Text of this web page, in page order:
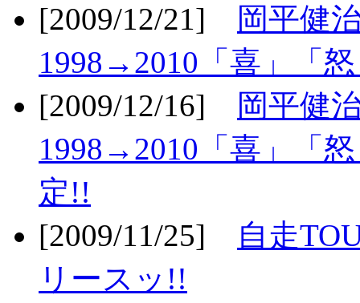
[2009/12/21]
岡平健
1998→2010「喜」「
[2009/12/16]
岡平健
1998→2010「喜」「
定!!
[2009/11/25]
自走
リースッ!!